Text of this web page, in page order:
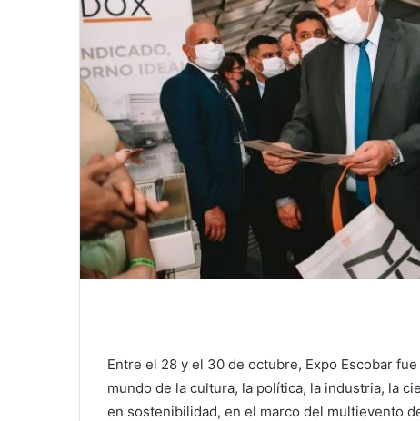
Entre el 28 y el 30 de octubre, Expo Escobar
mundo de la cultura, la política, la industria, la
en sostenibilidad, en el marco del multievento